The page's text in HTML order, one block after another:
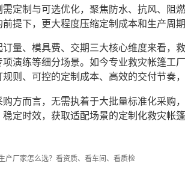
需定制与可选优化，聚焦防水、抗风、阻
前提下，更大程度压缩定制成本和生产周
订量、模具费、交期三大核心维度来看，
项演练等细分场景。如今专业救灾帐篷工
规则、可控的定制成本、高效的交付节奏
购方而言，无需执着于大批量标准化采购
稳定时效，获取适配场景的定制化救灾帐
产厂家怎么选？看资质、看车间、看质检